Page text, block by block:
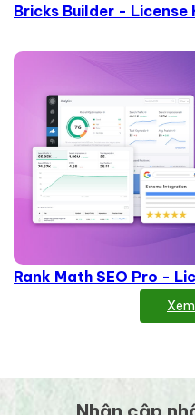
Bricks Builder - License
Rank Math SEO Pro -